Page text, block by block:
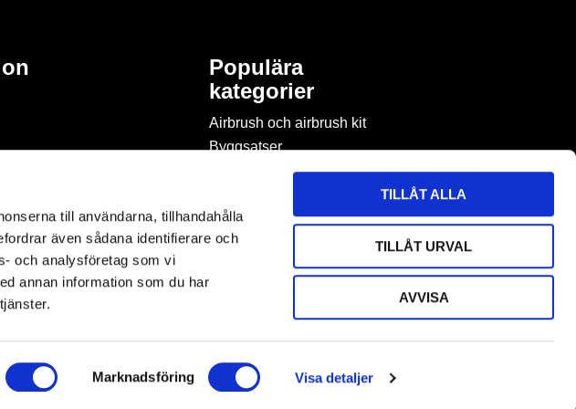
till användarna, tillhandahålla
även sådana identifierare och
och analysföretag som vi
annan information som du har
Marknadsföring Visa detaljer
TILLÅT ALLA
TILLÅT URVAL
AVVISA
Populära
kategorier
Airbrush och airbrush kit
Byggsatser
Böcker & tidningar om
Byggmaterial
Figurspel